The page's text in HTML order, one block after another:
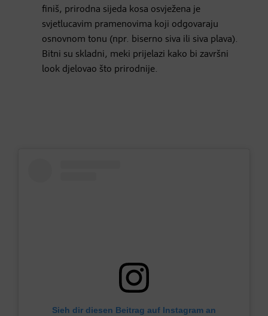
finiš, prirodna sijeda kosa osvježena je
svjetlucavim pramenovima koji odgovaraju
osnovnom tonu (npr. biserno siva ili siva plava).
Bitni su skladni, meki prijelazi kako bi završni
look djelovao što prirodnije.
Sieh dir diesen Beitrag auf Instagram an